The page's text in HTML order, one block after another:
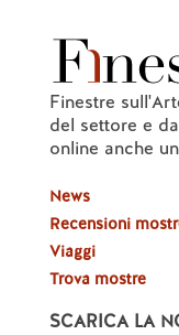
Finestre
del settore e
online anche
News
Recensioni
Viaggi
Trova mostre
SCARICA LA